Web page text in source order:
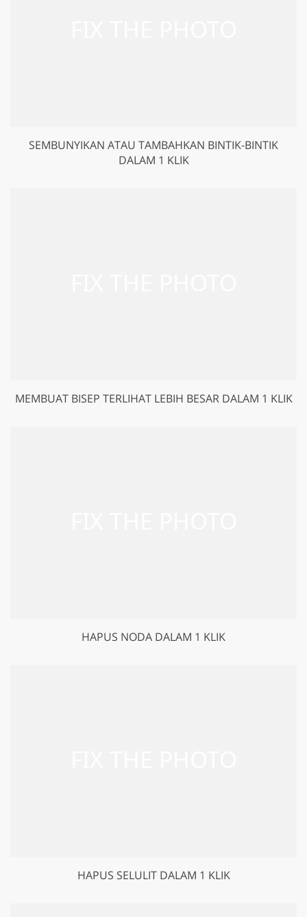
SEMBUNYIKAN ATAU TAMBAHKAN BINTIK-BINTIK
DALAM 1 KLIK
MEMBUAT BISEP TERLIHAT LEBIH BESAR DALAM 1 KLIK
HAPUS NODA DALAM 1 KLIK
HAPUS SELULIT DALAM 1 KLIK